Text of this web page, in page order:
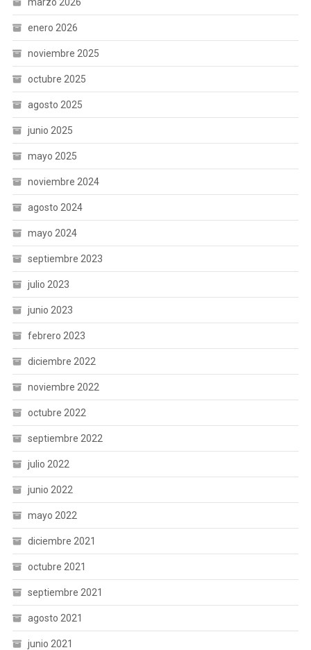
enero 2026
noviembre 2025
octubre 2025
agosto 2025
junio 2025
mayo 2025
noviembre 2024
agosto 2024
mayo 2024
septiembre 2023
julio 2023
junio 2023
febrero 2023
diciembre 2022
noviembre 2022
octubre 2022
septiembre 2022
julio 2022
junio 2022
mayo 2022
diciembre 2021
octubre 2021
septiembre 2021
agosto 2021
junio 2021